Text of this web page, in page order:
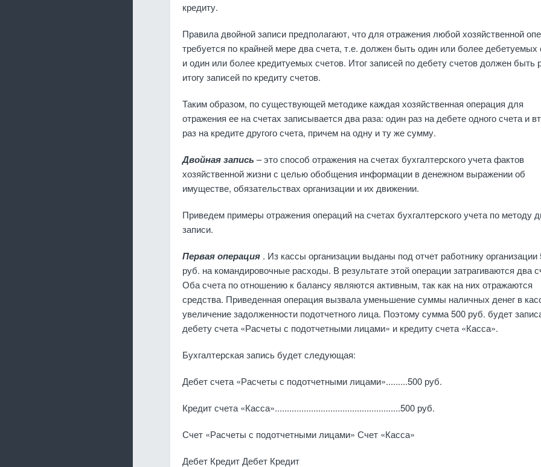
кредиту.
Правила двойной записи предполагают, что для отражения любой хо­зяйственной
требуется по крайней мере два счета, т.е. должен быть один или более дебетуемых
и один или более кредитуемых счетов. Итог записей по дебету счетов дол­жен быть
итогу записей по кредиту счетов.
Таким образом, по существующей методике каждая хозяйствен­ная операция для
отражения ее на счетах записывается два раза: один раз на дебете одного счета и
раз на кредите другого счета, причем на одну и ту же сумму.
Двойная запись – это способ отражения на счетах бухгалтерско­го учета фактов
хозяйственной жизни с целью обобщения инфор­мации в де­нежном выражении об
имуществе, обязательствах орга­низации и их дви­жении.
Приведем примеры отражения операций на счетах бухгалтерс­кого учета по методу
записи.
Первая операция . Из кассы организации выданы под отчет ра­ботнику организации
руб. на командировочные расходы. В ре­зультате этой операции затрагиваются два
Оба счета по от­ношению к балансу яв­ляются активным, так как на них отража­ются
средства. Приведенная опе­рация вызвала уменьшение суммы наличных денег в
увеличение задолженности подотчетно­го лица. Поэтому сумма 500 руб. будет
дебету счета «Расчеты с подотчетными лицами» и кредиту счета «Касса».
Бухгалтерская запись будет следующая:
Дебет счета «Расчеты с подотчетными лицами».........500 руб.
Кредит счета «Касса»....................................................500 руб.
Счет «Расчеты с подотчетными лицами» Счет «Касса»
Дебет Кредит Дебет Кредит